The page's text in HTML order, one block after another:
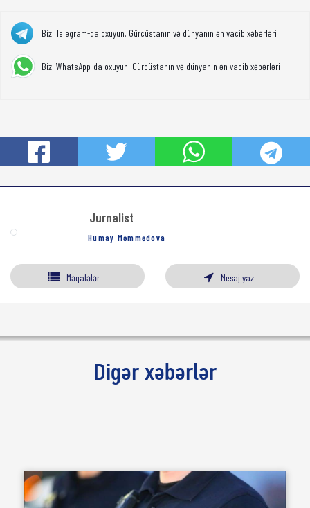
Bizi Telegram-da oxuyun. Gürcüstanın və dünyanın ən vacib xəbərləri
Bizi WhatsApp-da oxuyun. Gürcüstanın və dünyanın ən vacib xəbərləri
Jurnalist
Humay Məmmədova
Məqalələr Mesaj yaz
Digər xəbərlər